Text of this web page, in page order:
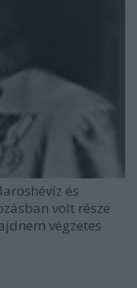
és
volt része
végzetes